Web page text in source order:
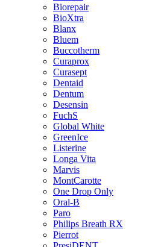
Biorepair
BioXtra
Blanx
Bluem
Buccotherm
Curaprox
Curasept
Dentaid
Dentum
Desensin
FuchS
Global White
GreenIce
Listerine
Longa Vita
Marvis
MontCarotte
One Drop Only
Oral-B
Paro
Philips Breath RX
Pierrot